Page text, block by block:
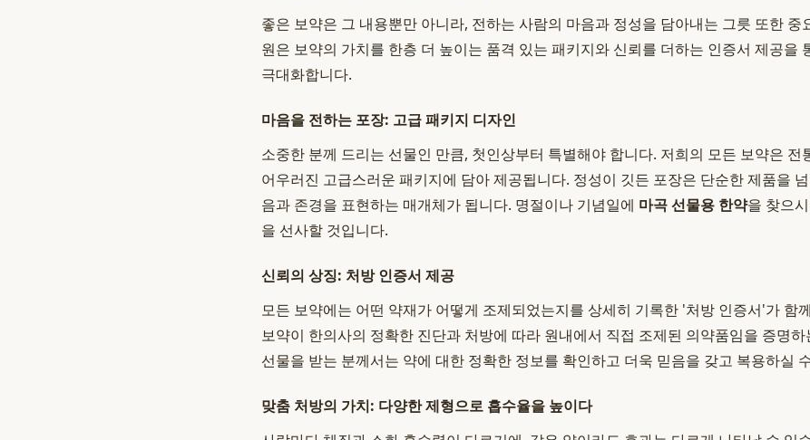
좋은 보약은 그 내용뿐만 아니라, 전하는 사람의 마음과 정성을 담아내는 그릇 또한 중
원은 보약의 가치를 한층 더 높이는 품격 있는 패키지와 신뢰를 더하는 인증서 제공을
극대화합니다.
마음을 전하는 포장: 고급 패키지 디자인
소중한 분께 드리는 선물인 만큼, 첫인상부터 특별해야 합니다. 저희의 모든 보약은 전
어우러진 고급스러운 패키지에 담아 제공됩니다. 정성이 깃든 포장은 단순한 제품을
음과 존경을 표현하는 매개체가 됩니다. 명절이나 기념일에 마곡 선물용 한약을 찾으
을 선사할 것입니다.
신뢰의 상징: 처방 인증서 제공
모든 보약에는 어떤 약재가 어떻게 조제되었는지를 상세히 기록한 '처방 인증서'가 함
보약이 한의사의 정확한 진단과 처방에 따라 원내에서 직접 조제된 의약품임을 증명
선물을 받는 분께서는 약에 대한 정확한 정보를 확인하고 더욱 믿음을 갖고 복용하실
맞춤 처방의 가치: 다양한 제형으로 흡수율을 높이다